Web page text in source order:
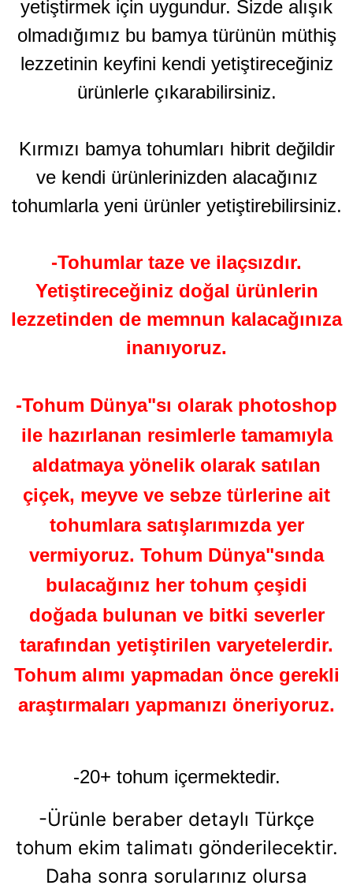
yetiştirmek için uygundur. Sizde alışık
olmadığımız bu bamya türünün müthiş
lezzetinin keyfini kendi yetiştireceğiniz
ürünlerle çıkarabilirsiniz.
Kırmızı bamya tohumları hibrit değildir
ve kendi ürünlerinizden alacağınız
tohumlarla yeni ürünler yetiştirebilirsiniz.
-Tohumlar taze ve ilaçsızdır.
Yetiştireceğiniz doğal ürünlerin
lezzetinden de memnun kalacağınıza
inanıyoruz.
-Tohum Dünya"sı olarak photoshop
ile hazırlanan resimlerle tamamıyla
aldatmaya yönelik olarak satılan
çiçek, meyve ve sebze türlerine ait
tohumlara satışlarımızda yer
vermiyoruz. Tohum Dünya"sında
bulacağınız her tohum çeşidi
doğada bulunan ve bitki severler
tarafından yetiştirilen varyetelerdir.
Tohum alımı yapmadan önce gerekli
araştırmaları yapmanızı öneriyoruz.
-20+ tohum içermektedir.
-Ürünle beraber detaylı Türkçe
tohum ekim talimatı gönderilecektir.
Daha sonra sorularınız olursa